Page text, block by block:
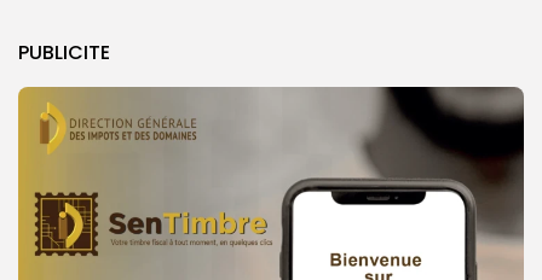
PUBLICITE